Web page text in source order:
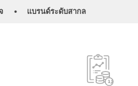
• แบรนด์ระดับสากล